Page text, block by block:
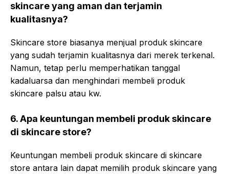
skincare yang aman dan terjamin
kualitasnya?
Skincare store biasanya menjual produk skincare
yang sudah terjamin kualitasnya dari merek terkenal.
Namun, tetap perlu memperhatikan tanggal
kadaluarsa dan menghindari membeli produk
skincare palsu atau kw.
6. Apa keuntungan membeli produk skincare
di skincare store?
Keuntungan membeli produk skincare di skincare
store antara lain dapat memilih produk skincare yang